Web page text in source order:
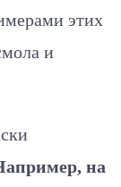
этих
и
на